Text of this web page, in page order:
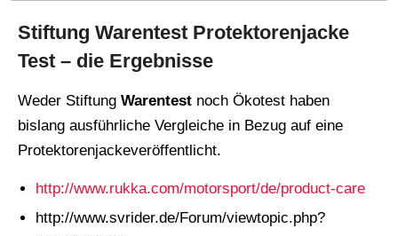
Stiftung Warentest Protektorenjacke
Test – die Ergebnisse
Weder Stiftung Warentest noch Ökotest haben
bislang ausführliche Vergleiche in Bezug auf eine
Protektorenjackeveröffentlicht.
http://www.rukka.com/motorsport/de/product-care
http://www.svrider.de/Forum/viewtopic.php?